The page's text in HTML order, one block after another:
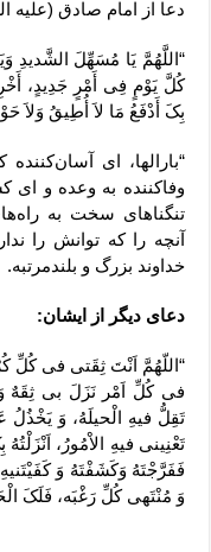
دعا از امام صادق
“اللَّهُمَّ یَا مُسَهِّلَ الشَّدیدِ
کُلَّ یَوْمٍ فِی أَمْرٍ جَدِیدٍ،
بِکَ أَدْفَعُ مَا لاَ أُطِیقُ وَلاَ
“بارالها، ای
وفا‌کننده به وعده و ای
تنگناهای سخت به
آنچه را که توانش را
خداوند بزرگ و بلندمرتبه.
دعای دیگر از ایشان:
“اللّهُمَّ اَنْتَ ثِقَتى فى کُلِّ
فى کُلِّ اَمْر نَزَلَ بى ثِقَهٌ
تَقِلُّ فیهِ الْحیلَهُ، وَ یَخْذُلُ
تَعْنِینى فیهِ الاْمُورُ،
فَفَرَّجْتَهُ وَکَشَفْتَهُ وَ
وَ مُنْتَهى کُلِّ رَغْبَه، فَلَکَ